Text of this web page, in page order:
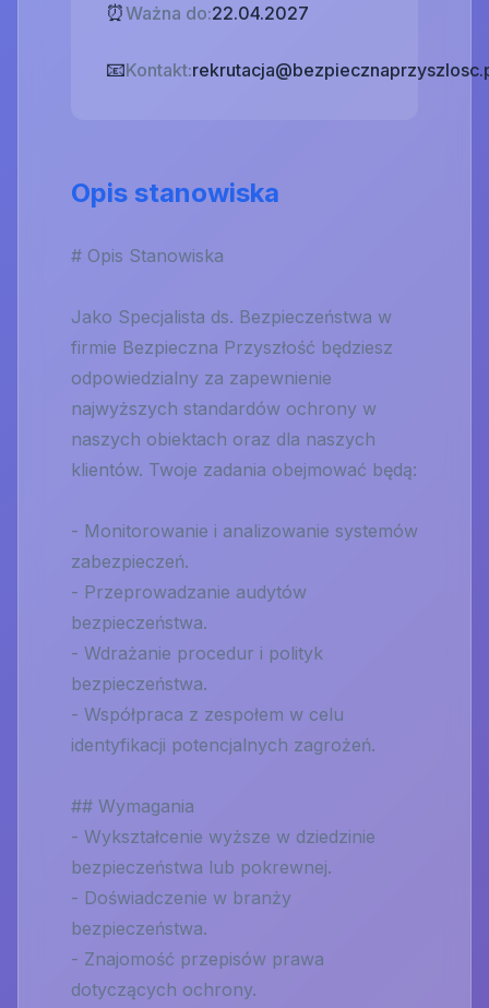
⏰Ważna do:22.04.2027
📧Kontakt:
Opis stanowiska
# Opis Stanowiska
Jako Specjalista ds. Bezpieczeństwa w
firmie Bezpieczna Przyszłość będziesz
odpowiedzialny za zapewnienie
najwyższych standardów ochrony w
naszych obiektach oraz dla naszych
klientów. Twoje zadania obejmować będą:
- Monitorowanie i analizowanie systemów
zabezpieczeń.
- Przeprowadzanie audytów
bezpieczeństwa.
- Wdrażanie procedur i polityk
bezpieczeństwa.
- Współpraca z zespołem w celu
identyfikacji potencjalnych zagrożeń.
## Wymagania
- Wykształcenie wyższe w dziedzinie
bezpieczeństwa lub pokrewnej.
- Doświadczenie w branży
bezpieczeństwa.
- Znajomość przepisów prawa
dotyczących ochrony.